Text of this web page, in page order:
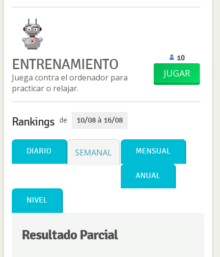
ENTRENAMIENTO
Juega contra el ordenador para
practicar o relajar.
10
JUGAR
Rankings de 10/08 à 16/08
DIARIO SEMANAL MENSUAL
ANUAL
NIVEL
Resultado Parcial